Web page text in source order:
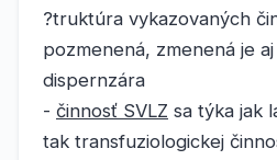
?truktúra vykazovaných
pozmenená, zmenená je
dispernzára
- činnosť SVLZ sa týka jak
tak transfuziologickej